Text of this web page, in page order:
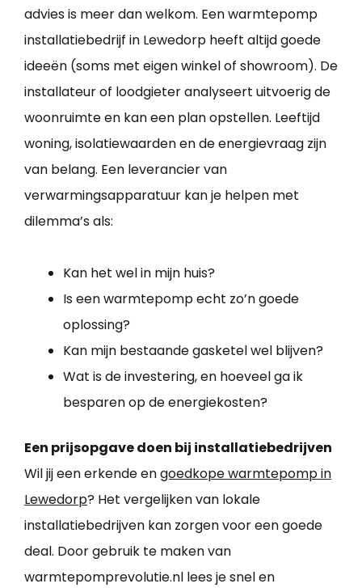
advies is meer dan welkom. Een warmtepomp
installatiebedrijf in Lewedorp heeft altijd goede
ideeën (soms met eigen winkel of showroom). De
installateur of loodgieter analyseert uitvoerig de
woonruimte en kan een plan opstellen. Leeftijd
woning, isolatiewaarden en de energievraag zijn
van belang. Een leverancier van
verwarmingsapparatuur kan je helpen met
dilemma’s als:
Kan het wel in mijn huis?
Is een warmtepomp echt zo’n goede
oplossing?
Kan mijn bestaande gasketel wel blijven?
Wat is de investering, en hoeveel ga ik
besparen op de energiekosten?
Een prijsopgave doen bij installatiebedrijven
Wil jij een erkende engoedkope warmtepomp in
Lewedorp? Het vergelijken van lokale
installatiebedrijven kan zorgen voor een goede
deal. Door gebruik te maken van
warmtepomprevolutie.nl lees je snel en